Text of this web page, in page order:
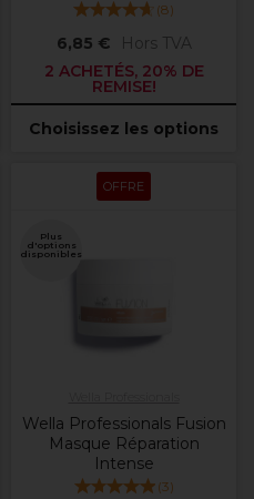
(8)
6,85 €
Hors TVA
2 ACHETÉS, 20% DE
REMISE!
Choisissez les options
OFFRE
Plus
d'options
disponibles
Wella Professionals Fusion
Masque Réparation
Intense
(3)